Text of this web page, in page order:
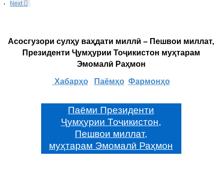
Next
Асосгузори сулҳу ваҳдати миллӣ – Пешвои миллат,
Президенти Ҷумҳурии Тоҷикистон муҳтарам
Эмомалӣ Раҳмон
Хабарҳо Паёмҳо Фармонҳо
Паёми Президенти
Ҷумҳурии Тоҷикистон,
Пешвои миллат,
муҳтарам Эмомалӣ Раҳмон